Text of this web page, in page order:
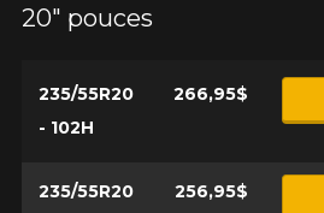
20" pouces
235/55R20
- 102H
266,95$
235/55R20
256,95$